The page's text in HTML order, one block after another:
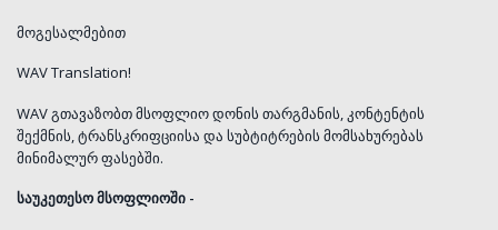
მოგესალმებით
WAV Translation!
WAV გთავაზობთ მსოფლიო დონის თარგმანის, კონტენტის
შექმნის, ტრანსკრიფციისა და სუბტიტრების მომსახურებას
მინიმალურ ფასებში.
საუკეთესო მსოფლიოში -